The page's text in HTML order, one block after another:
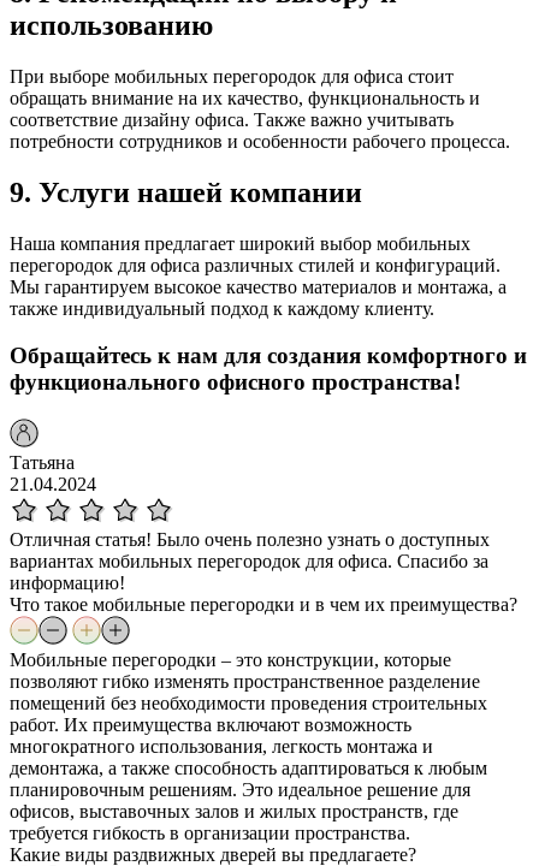
использованию
При выборе мобильных перегородок для офиса стоит
обращать внимание на их качество, функциональность и
соответствие дизайну офиса. Также важно учитывать
потребности сотрудников и особенности рабочего процесса.
9. Услуги нашей компании
Наша компания предлагает широкий выбор мобильных
перегородок для офиса различных стилей и конфигураций.
Мы гарантируем высокое качество материалов и монтажа, а
также индивидуальный подход к каждому клиенту.
Обращайтесь к нам для создания комфортного и
функционального офисного пространства!
Татьяна
21.04.2024
Отличная статья! Было очень полезно узнать о доступных
вариантах мобильных перегородок для офиса. Спасибо за
информацию!
Что такое мобильные перегородки и в чем их преимущества?
Мобильные перегородки – это конструкции, которые
позволяют гибко изменять пространственное разделение
помещений без необходимости проведения строительных
работ. Их преимущества включают возможность
многократного использования, легкость монтажа и
демонтажа, а также способность адаптироваться к любым
планировочным решениям. Это идеальное решение для
офисов, выставочных залов и жилых пространств, где
требуется гибкость в организации пространства.
Какие виды раздвижных дверей вы предлагаете?